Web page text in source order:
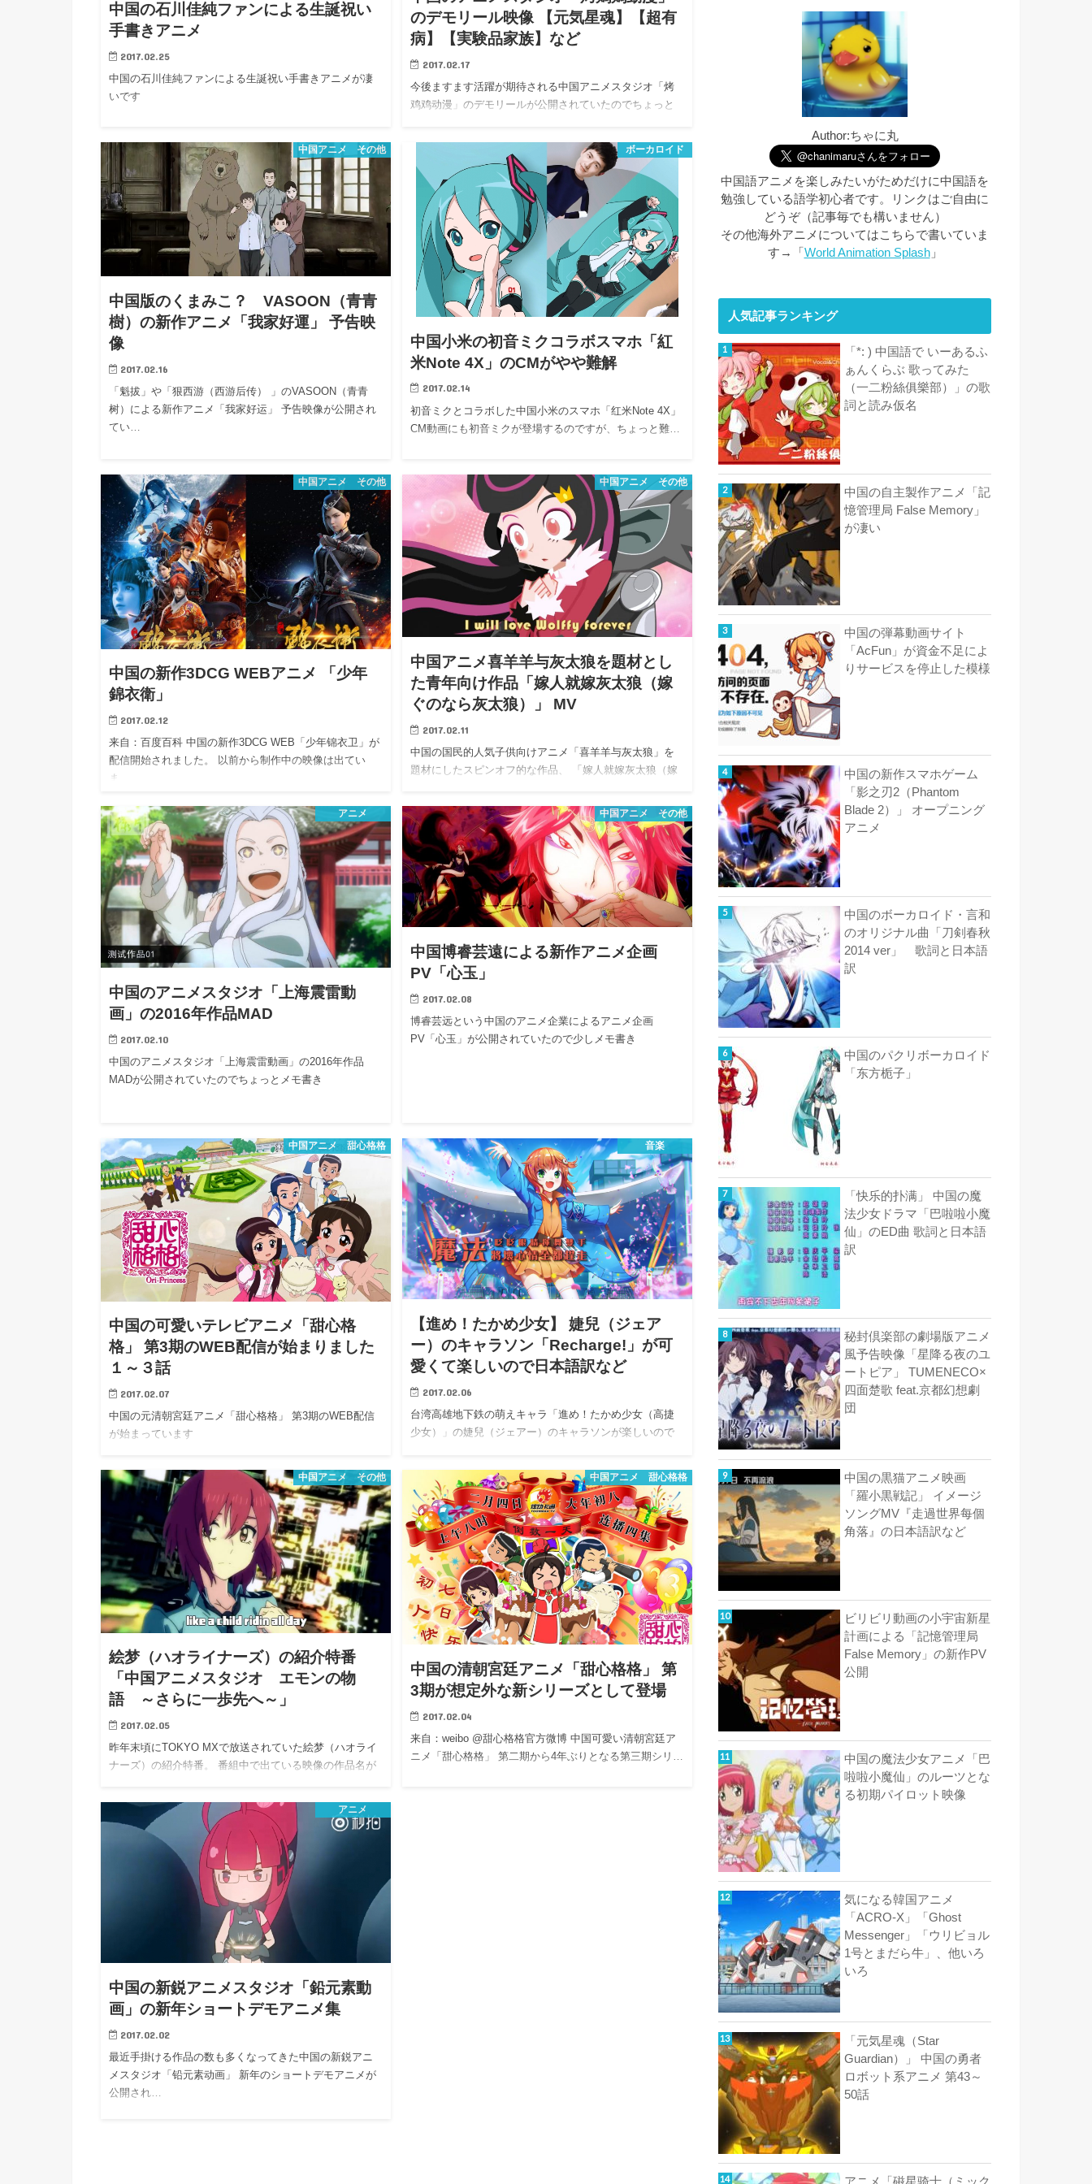
中国の石川佳純ファンによる生誕祝い
手書きアニメ
2017.02.25
中国の石川佳純ファンによる生誕祝い手書きアニメが凄
いです
のデモリール映像 【元気星魂】【超有
病】【実験品家族】など
2017.02.17
今後ますます活躍が期待される中国アニメスタジオ「烤
鸡鸡动漫」のデモリールが公開されていたのでちょっと
中国アニメ その他
中国版のくまみこ？ VASOON（青青
樹）の新作アニメ「我家好運」 予告映
像
2017.02.16
「魁拔」や「狠西游（西游后传） 」のVASOON（青青
树）による新作アニメ「我家好运」 予告映像が公開され
てい…
ボーカロイド
中国小米の初音ミクコラボスマホ「紅
米Note 4X」のCMがやや難解
2017.02.14
初音ミクとコラボした中国小米のスマホ「红米Note 4X」
CM動画にも初音ミクが登場するのですが、ちょっと難…
中国アニメ その他
中国の新作3DCG WEBアニメ 「少年
錦衣衛」
2017.02.12
来自：百度百科 中国の新作3DCG WEB「少年锦衣卫」が
配信開始されました。 以前から制作中の映像は出てい
ま…
中国アニメ その他
中国アニメ喜羊羊与灰太狼を題材とし
た青年向け作品「嫁人就嫁灰太狼（嫁
ぐのなら灰太狼）」 MV
2017.02.11
中国の国民的人気子供向けアニメ「喜羊羊与灰太狼」を
題材にしたスピンオフ的な作品、 「嫁人就嫁灰太狼（嫁
アニメ
中国のアニメスタジオ「上海震雷動
画」の2016年作品MAD
2017.02.10
中国のアニメスタジオ「上海震雷動画」の2016年作品
MADが公開されていたのでちょっとメモ書き
中国アニメ その他
中国博睿芸遠による新作アニメ企画
PV「心玉」
2017.02.08
博睿芸远という中国のアニメ企業によるアニメ企画
PV「心玉」が公開されていたので少しメモ書き
中国アニメ 甜心格格
中国の可愛いテレビアニメ「甜心格
格」 第3期のWEB配信が始まりました
１～３話
2017.02.07
中国の元清朝宮廷アニメ「甜心格格」 第3期のWEB配信
が始まっています
音楽
【進め！たかめ少女】 婕兒（ジェア
ー）のキャラソン「Recharge!」が可
愛くて楽しいので日本語訳など
2017.02.06
台湾高雄地下鉄の萌えキャラ「進め！たかめ少女（高捷
少女）」の婕兒（ジェアー）のキャラソンが楽しいので
中国アニメ その他
絵梦（ハオライナーズ）の紹介特番
「中国アニメスタジオ エモンの物
語 ～さらに一歩先へ～」
2017.02.05
昨年末頃にTOKYO MXで放送されていた絵梦（ハオライ
ナーズ）の紹介特番。 番組中で出ている映像の作品名が
中国アニメ 甜心格格
中国の清朝宮廷アニメ「甜心格格」 第
3期が想定外な新シリーズとして登場
2017.02.04
来自：weibo @甜心格格官方微博 中国可愛い清朝宮廷ア
ニメ「甜心格格」 第二期から4年ぶりとなる第三期シリ…
アニメ
中国の新鋭アニメスタジオ「鉛元素動
画」の新年ショートデモアニメ集
2017.02.02
最近手掛ける作品の数も多くなってきた中国の新鋭アニ
メスタジオ「铅元素动画」 新年のショートデモアニメが
公開され…
Author:ちゃに丸
中国語アニメを楽しみたいがためだけに中国語を
勉強している語学初心者です。リンクはご自由に
どうぞ（記事毎でも構いません）
その他海外アニメについてはこちらで書いていま
す→「 World Animation Splash」
人気記事ランキング
「*: ) 中国語で いーあるふ
ぁんくらぶ 歌ってみた
（一二粉絲俱樂部）」の歌
詞と読み仮名
中国の自主製作アニメ「記
憶管理局 False Memory」
が凄い
中国の弾幕動画サイト
「AcFun」が資金不足によ
りサービスを停止した模様
中国の新作スマホゲーム
「影之刃2（Phantom
Blade 2）」 オープニング
アニメ
中国のボーカロイド・言和
のオリジナル曲「刀剣春秋
2014 ver」 歌詞と日本語
訳
中国のパクリボーカロイド
「东方栀子」
「快乐的扑满」 中国の魔
法少女ドラマ「巴啦啦小魔
仙」のED曲 歌詞と日本語
訳
秘封倶楽部の劇場版アニメ
風予告映像「星降る夜のユ
ートピア」 TUMENECO×
四面楚歌 feat.京都幻想劇
団
中国の黒猫アニメ映画
「羅小黒戦記」 イメージ
ソングMV『走過世界每個
角落』の日本語訳など
ビリビリ動画の小宇宙新星
計画による「記憶管理局
False Memory」の新作PV
公開
中国の魔法少女アニメ「巴
啦啦小魔仙」のルーツとな
る初期パイロット映像
気になる韓国アニメ
「ACRO-X」「Ghost
Messenger」「ウリビョル
1号とまだら牛」、他いろ
いろ
「元気星魂（Star
Guardian）」 中国の勇者
ロボット系アニメ 第43～
50話
アニメ「磁星骑士（ミック